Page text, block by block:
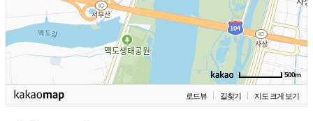
500m
로드뷰 길찾기 지도 크게 보기